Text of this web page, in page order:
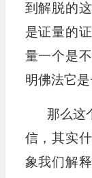
到解脱的
是证量的
量一个是
明佛法它是
那么这
信，其实
象我们解